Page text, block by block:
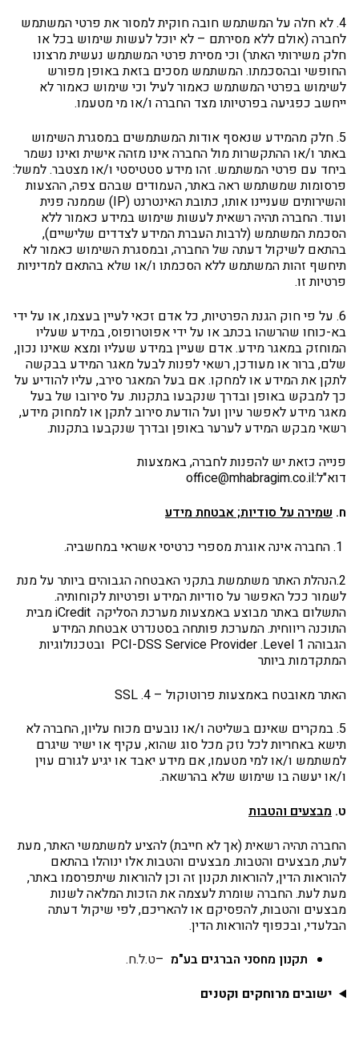
4. לא חלה על המשתמש חובה חוקית למסור את פרטי המשתמש
לחברה (אולם ללא מסירתם – לא יוכל לעשות שימוש בכל או
חלק משירותי האתר) וכי מסירת פרטי המשתמש נעשית מרצונו
החופשי ובהסכמתו. המשתמש מסכים בזאת באופן מפורש
לשימוש בפרטי המשתמש כאמור לעיל וכי שימוש כאמור לא
ייחשב כפגיעה בפרטיותו מצד החברה ו/או מי מטעמו.
5. חלק מהמידע שנאסף אודות המשתמשים במסגרת השימוש
באתר ו/או ההתקשרות מול החברה אינו מזהה אישית ואינו נשמר
ביחד עם פרטי המשתמש. זהו מידע סטטיסטי ו/או מצטבר. למשל:
פרסומות שמשתמש ראה באתר, העמודים שבהם צפה, ההצעות
והשירותים שעניינו אותו, כתובת האינטרנט (IP) שממנה פנית
ועוד. החברה תהיה רשאית לעשות שימוש במידע כאמור ללא
הסכמת המשתמש (לרבות העברת המידע לצדדים שלישיים),
בהתאם לשיקול דעתה של החברה, ובמסגרת השימוש כאמור לא
תיחשף זהות המשתמש ללא הסכמתו ו/או שלא בהתאם למדיניות
פרטיות זו.
6. על פי חוק הגנת הפרטיות, כל אדם זכאי לעיין בעצמו, או על ידי
בא-כוחו שהרשהו בכתב או על ידי אפוטרופוס, במידע שעליו
המוחזק במאגר מידע. אדם שעיין במידע שעליו ומצא שאינו נכון,
שלם, ברור או מעודכן, רשאי לפנות לבעל מאגר המידע בבקשה
לתקן את המידע או למחקו. אם בעל המאגר סירב, עליו להודיע על
כך למבקש באופן ובדרך שנקבעו בתקנות. על סירובו של בעל
מאגר מידע לאפשר עיון ועל הודעת סירוב לתקן או למחוק מידע,
רשאי מבקש המידע לערער באופן ובדרך שנקבעו בתקנות.
פנייה כזאת יש להפנות לחברה, באמצעות
דוא"ל:office@mhabragim.co.il
ח. שמירה על סודיות; אבטחת מידע
2.הנהלת האתר משתמשת בתקני האבטחה הגבוהים ביותר על מנת
לשמור ככל האפשר על סודיות המידע ופרטיות לקוחותיה.
התשלום באתר מבוצע באמצעות מערכת הסליקה iCredit מבית
התוכנה ריווחית. המערכת פותחה בסטנדרט אבטחת המידע
הגבוהה PCI-DSS Service Provider .Level 1 ובטכנולוגיות
המתקדמות ביותר
האתר מאובטח באמצעות פרוטוקול – SSL .4
5. במקרים שאינם בשליטה ו/או נובעים מכוח עליון, החברה לא
תישא באחריות לכל נזק מכל סוג שהוא, עקיף או ישיר שיגרם
למשתמש ו/או למי מטעמו, אם מידע יאבד או יגיע לגורם עוין
ו/או יעשה בו שימוש שלא בהרשאה.
ט. מבצעים והטבות
החברה תהיה רשאית (אך לא חייבת) להציע למשתמשי האתר, מעת
לעת, מבצעים והטבות. מבצעים והטבות אלו ינוהלו בהתאם
להוראות הדין, להוראות תקנון זה וכן להוראות שיתפרסמו באתר,
מעת לעת. החברה שומרת לעצמה את הזכות המלאה לשנות
מבצעים והטבות, להפסיקם או להאריכם, לפי שיקול דעתה
הבלעדי, ובכפוף להוראות הדין.
תקנון מחסני הברגים בע"מ –ט.ל.ח.
ישובים מרוחקים וקטנים